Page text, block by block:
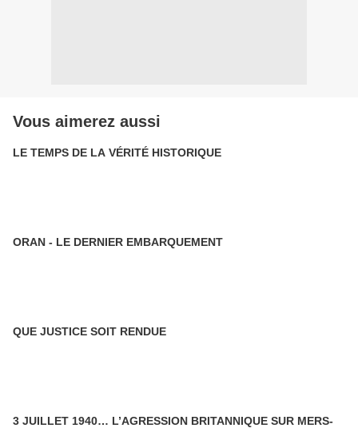
Vous aimerez aussi
LE TEMPS DE LA VÉRITÉ HISTORIQUE
ORAN - LE DERNIER EMBARQUEMENT
QUE JUSTICE SOIT RENDUE
3 JUILLET 1940… L’AGRESSION BRITANNIQUE SUR MERS-